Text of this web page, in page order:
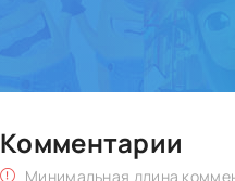
Комментарии
Минимальная длина